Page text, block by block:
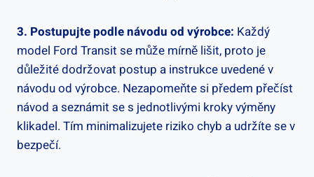
3. Postupujte podle​ návodu od výrobce: Každý
model ⁢Ford ‌Transit se může mírně lišit, proto je
‍důležité dodržovat postup a⁤ instrukce uvedené v
návodu od výrobce. Nezapomeňte si předem přečíst
návod a seznámit se s jednotlivými kroky výměny
klikadel. Tím minimalizujete riziko chyb ‌a udržíte se⁣ v
bezpečí.